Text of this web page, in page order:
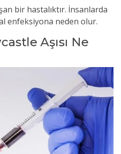
bir hastalıktır. İnsanlarda
enfeksiyona neden olur.
Aşısı Ne